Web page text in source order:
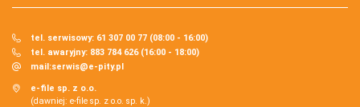
tel. serwisowy: 61 307 00 77 (08:00 - 16:00)
tel. awaryjny: 883 784 626 (16:00 - 18:00)
mail:serwis@e-pity.pl
e-file sp. z o.o.
(dawniej: e-file sp. z o.o. sp. k.)